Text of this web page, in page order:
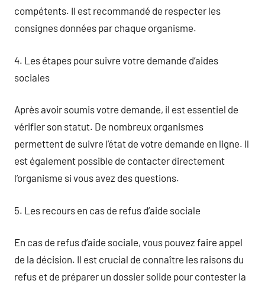
compétents. Il est recommandé de respecter les
consignes données par chaque organisme.
4. Les étapes pour suivre votre demande d’aides
sociales
Après avoir soumis votre demande, il est essentiel de
vérifier son statut. De nombreux organismes
permettent de suivre l’état de votre demande en ligne. Il
est également possible de contacter directement
l’organisme si vous avez des questions.
5. Les recours en cas de refus d’aide sociale
En cas de refus d’aide sociale, vous pouvez faire appel
de la décision. Il est crucial de connaître les raisons du
refus et de préparer un dossier solide pour contester la